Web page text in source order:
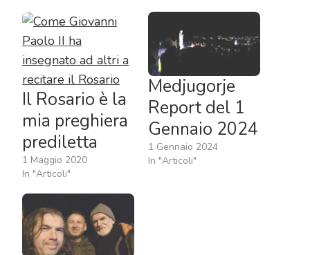
Il Rosario è la
mia preghiera
prediletta
1 Maggio 2020
In "Articoli"
Medjugorje
Report del 1
Gennaio 2024
1 Gennaio 2024
In "Articoli"